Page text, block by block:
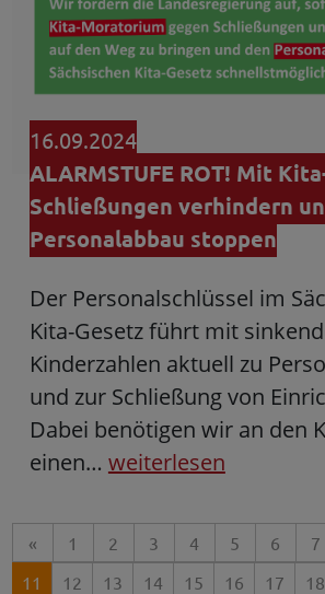
16.09.2024
ALARMSTUFE ROT! Mit
Schließungen verhindern
Personalabbau stoppen
Der Personalschlüssel im
Kita-Gesetz führt mit
Kinderzahlen aktuell zu
und zur Schließung von
Dabei benötigen wir an den
einen… weiterlesen
« 1 2 3 4 5 6 7
11
12 13 14 15 16 17 18